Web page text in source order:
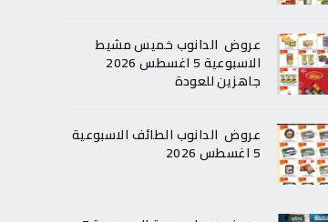
عروض الدانوب خميس مشيط
الاسبوعية 5 اغسطس 2026
جاهزين للعودة
عروض الدانوب الطائف الاسبوعية
5 اغسطس 2026